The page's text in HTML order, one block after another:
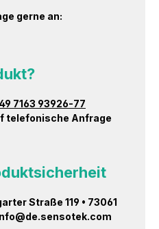
gerne an:
7163 93926-77
telefonische Anfrage
Straße 119 • 73061